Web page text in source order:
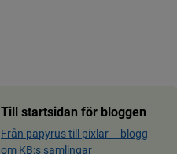
Till startsidan för bloggen
Från papyrus till pixlar ­– blog­g
om KB:s samling­ar